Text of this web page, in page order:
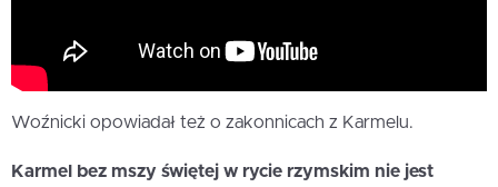
Woźnicki opowiadał też o zakonnicach z Karmelu.
Karmel bez mszy świętej w rycie rzymskim nie jest